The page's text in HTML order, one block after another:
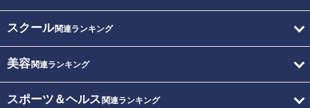
スクール関連ランキング
美容関連ランキング
スポーツ＆ヘルス 関連ランキング